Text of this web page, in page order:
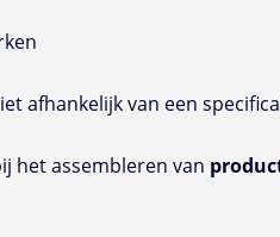
afhankelijk van een
het assembleren van